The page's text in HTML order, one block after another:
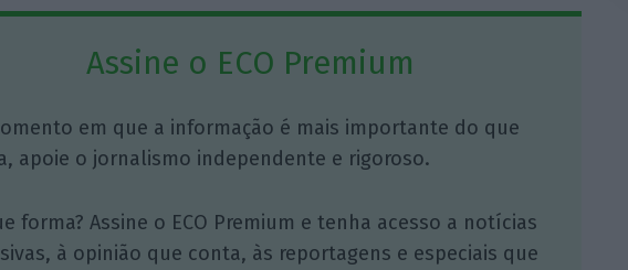
Assine o ECO Premium
em que a informação é mais importante do que
apoie o jornalismo independente e rigoroso.
forma? Assine o ECO Premium e tenha acesso a notícias
à opinião que conta, às reportagens e especiais que